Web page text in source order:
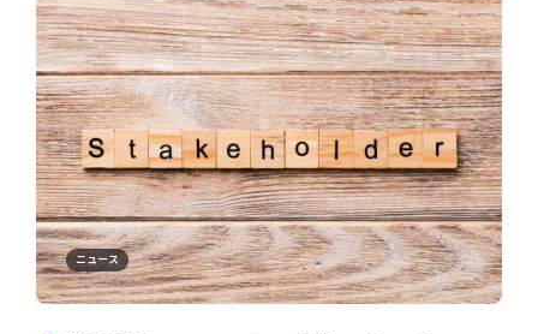
ニュース